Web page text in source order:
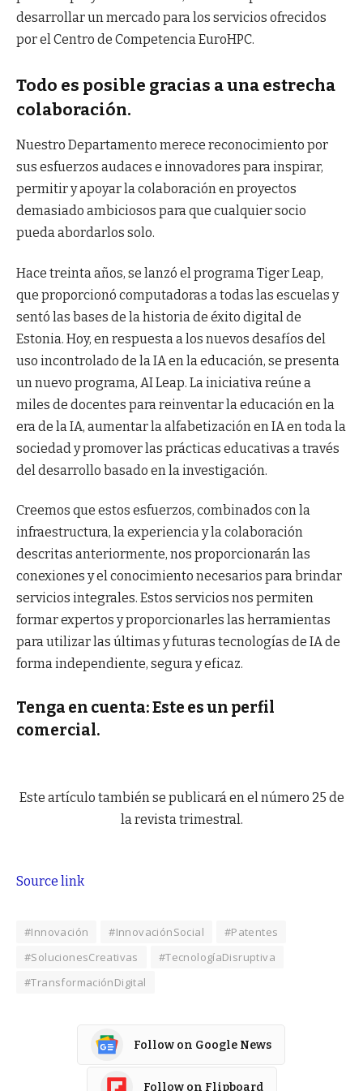
desarrollar un mercado para los servicios ofrecidos
por el Centro de Competencia EuroHPC.
Todo es posible gracias a una estrecha
colaboración.
Nuestro Departamento merece reconocimiento por
sus esfuerzos audaces e innovadores para inspirar,
permitir y apoyar la colaboración en proyectos
demasiado ambiciosos para que cualquier socio
pueda abordarlos solo.
Hace treinta años, se lanzó el programa Tiger Leap,
que proporcionó computadoras a todas las escuelas y
sentó las bases de la historia de éxito digital de
Estonia. Hoy, en respuesta a los nuevos desafíos del
uso incontrolado de la IA en la educación, se presenta
un nuevo programa, AI Leap. La iniciativa reúne a
miles de docentes para reinventar la educación en la
era de la IA, aumentar la alfabetización en IA en toda la
sociedad y promover las prácticas educativas a través
del desarrollo basado en la investigación.
Creemos que estos esfuerzos, combinados con la
infraestructura, la experiencia y la colaboración
descritas anteriormente, nos proporcionarán las
conexiones y el conocimiento necesarios para brindar
servicios integrales. Estos servicios nos permiten
formar expertos y proporcionarles las herramientas
para utilizar las últimas y futuras tecnologías de IA de
forma independiente, segura y eficaz.
Tenga en cuenta: Este es un perfil
comercial.
Este artículo también se publicará en el número 25 de
la revista trimestral.
Source link
#Innovación #InnovaciónSocial
#Patentes
#SolucionesCreativas
#TecnologíaDisruptiva
#TransformaciónDigital
Follow on Google News
Follow on Flipboard